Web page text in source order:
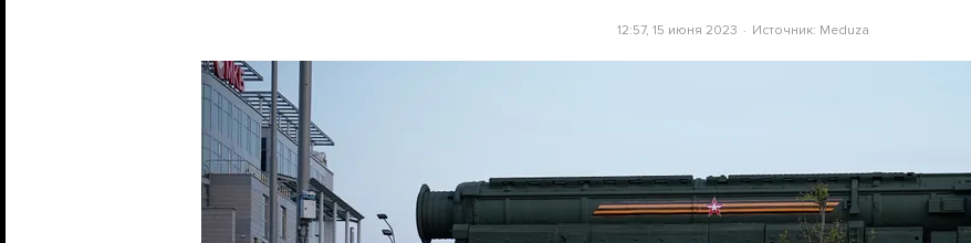
12:57, 15 июня 2023 Источник: Meduza